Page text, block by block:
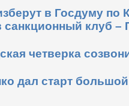
в Госдуму по
санкционный клуб –
четверка
дал старт